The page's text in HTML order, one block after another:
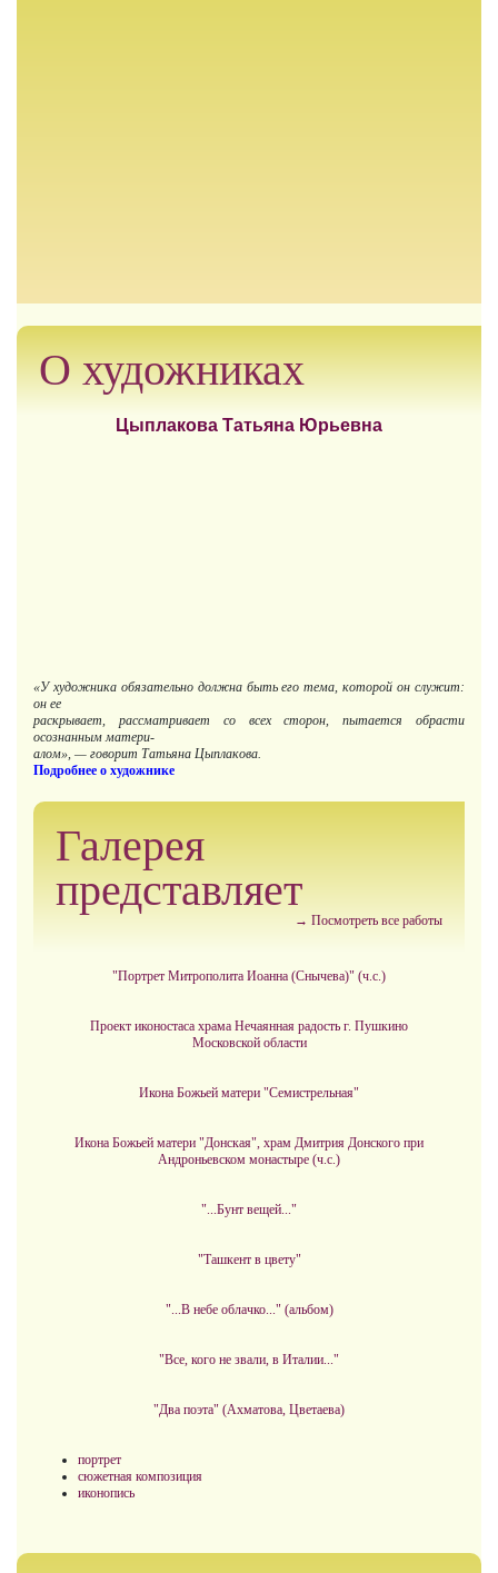
О художниках
Цыплакова Татьяна Юрьевна
«У художника обязательно должна быть его тема, которой он служит:
он ее
раскрывает, рассматривает со всех сторон, пытается обрасти
осознанным матери-
алом», — говорит Татьяна Цыплакова.
Подробнее о художнике
Галерея
представляет
→ Посмотреть все работы
"Портрет Митрополита Иоанна (Снычева)" (ч.с.)
Проект иконостаса храма Нечаянная радость г. Пушкино
Московской области
Икона Божьей матери "Семистрельная"
Икона Божьей матери "Донская", храм Дмитрия Донского при
Андроньевском монастыре (ч.с.)
"...Бунт вещей..."
"Ташкент в цвету"
"...В небе облачко..." (альбом)
"Все, кого не звали, в Италии..."
"Два поэта" (Ахматова, Цветаева)
портрет
сюжетная композиция
иконопись